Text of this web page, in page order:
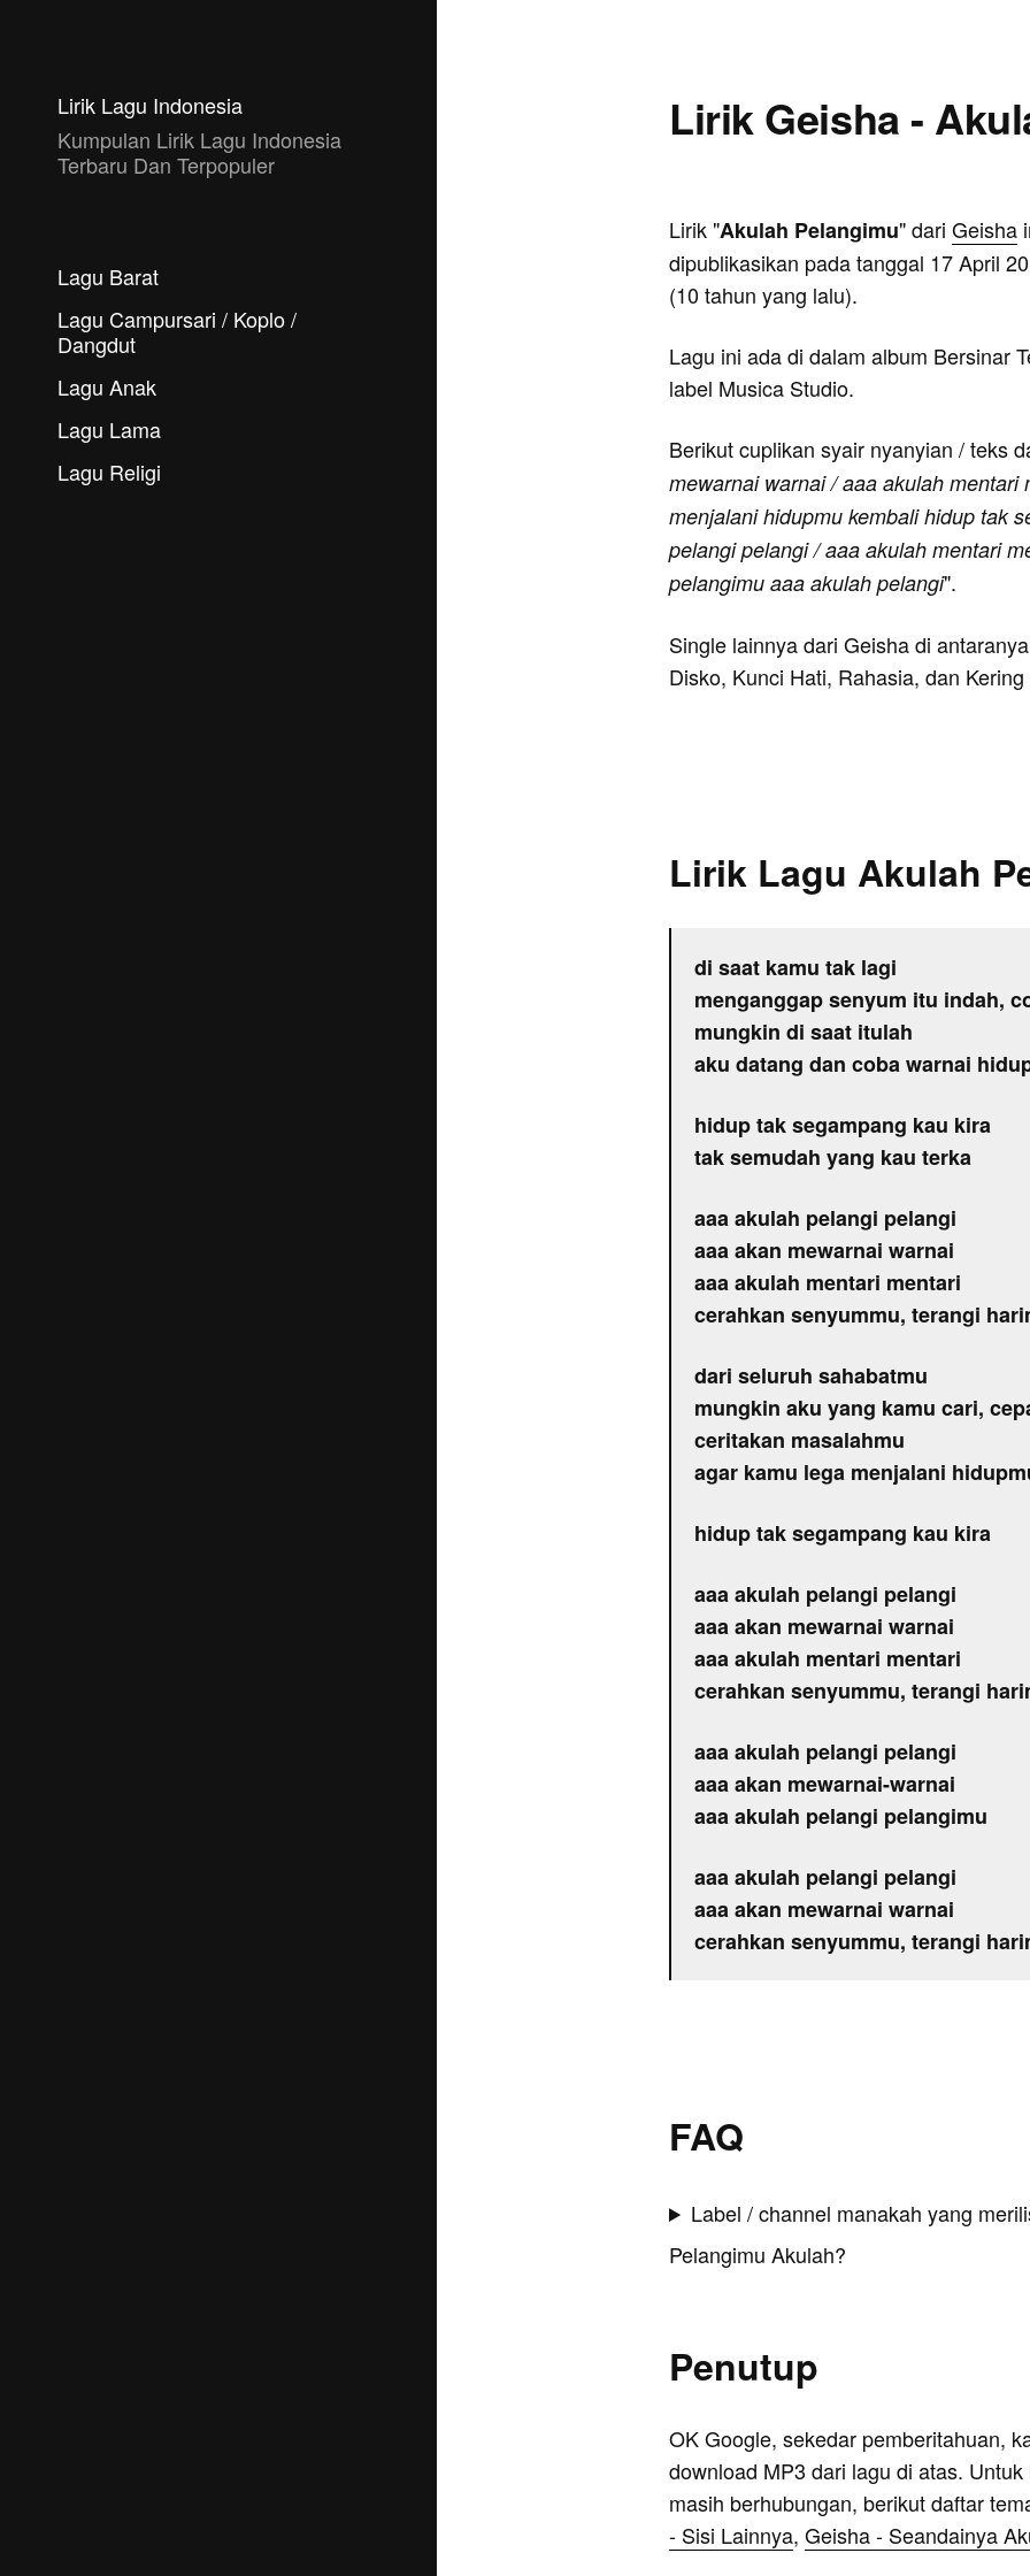
Lirik Lagu Indonesia
Kumpulan Lirik Lagu Indonesia
Terbaru Dan Terpopuler
Lagu Barat
Lagu Campursari / Koplo /
Dangdut
Lagu Anak
Lagu Lama
Lagu Religi
Lirik Geisha -
Lirik "Akulah Pelangimu" dari Geisha
dipublikasikan pada tanggal 17 April
(10 tahun yang lalu).
Lagu ini ada di dalam album Bersinar
label Musica Studio.
Berikut cuplikan syair nyanyian / teks
mewarnai warnai / aaa akulah mentari
menjalani hidupmu kembali hidup tak
pelangi pelangi / aaa akulah mentari
pelangimu aaa akulah pelangi".
Single lainnya dari Geisha di
Disko, Kunci Hati, Rahasia, dan
Lirik Lagu Akulah
di saat kamu tak lagi
menganggap senyum itu indah,
mungkin di saat itulah
aku datang dan coba warnai
hidup tak segampang kau kira
tak semudah yang kau terka
aaa akulah pelangi pelangi
aaa akan mewarnai warnai
aaa akulah mentari mentari
cerahkan senyummu, terangi
dari seluruh sahabatmu
mungkin aku yang kamu cari,
ceritakan masalahmu
agar kamu lega menjalani
hidup tak segampang kau kira
aaa akulah pelangi pelangi
aaa akan mewarnai warnai
aaa akulah mentari mentari
cerahkan senyummu, terangi
aaa akulah pelangi pelangi
aaa akan mewarnai-warnai
aaa akulah pelangi pelangimu
aaa akulah pelangi pelangi
aaa akan mewarnai warnai
cerahkan senyummu, terangi
FAQ
Label / channel manakah yang
Pelangimu Akulah?
Penutup
OK Google, sekedar pemberitahuan,
download MP3 dari lagu di atas.
masih berhubungan, berikut daftar
- Sisi Lainnya, Geisha - Seandainya